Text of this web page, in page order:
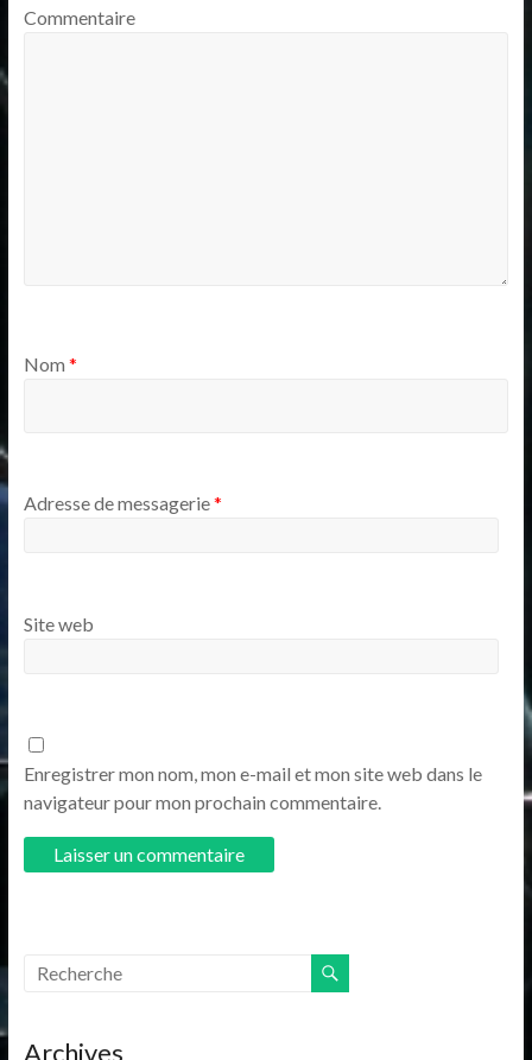
Commentaire
Nom *
Adresse de messagerie*
Site web
Enregistrer mon nom, mon e-mail et mon site web dans le
navigateur pour mon prochain commentaire.
Archives